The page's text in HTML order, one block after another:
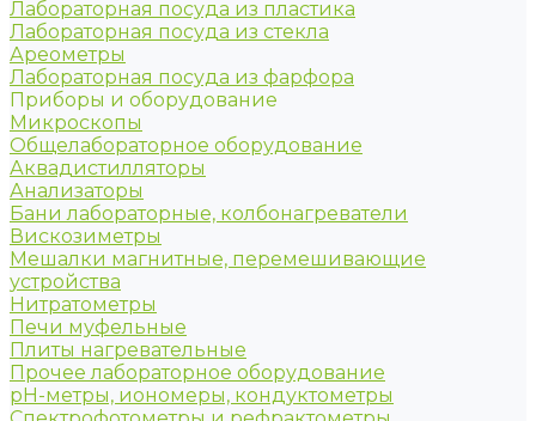
Лабораторная посуда из пластика
Лабораторная посуда из стекла
Ареометры
Лабораторная посуда из фарфора
Приборы и оборудование
Микроскопы
Общелабораторное оборудование
Аквадистилляторы
Анализаторы
Бани лабораторные, колбонагреватели
Вискозиметры
Мешалки магнитные, перемешивающие
устройства
Нитратометры
Печи муфельные
Плиты нагревательные
Прочее лабораторное оборудование
рН-метры, иономеры, кондуктометры